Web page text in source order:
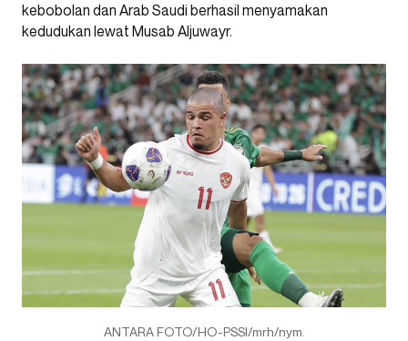
kebobolan dan Arab Saudi berhasil menyamakan
kedudukan lewat Musab Aljuwayr.
ANTARA FOTO/HO-PSSI/mrh/nym.